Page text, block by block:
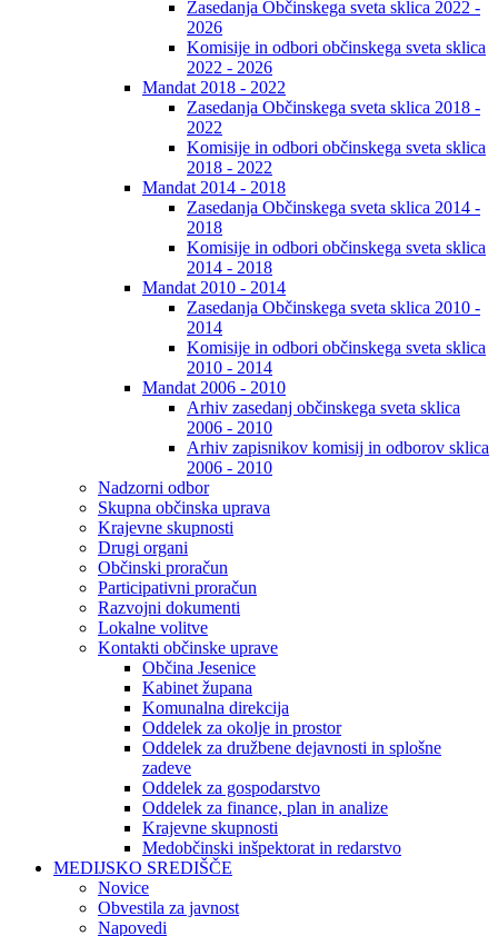
Zasedanja Občinskega sveta sklica 2022 -
2026
Komisije in odbori občinskega sveta sklica
2022 - 2026
Mandat 2018 - 2022
Zasedanja Občinskega sveta sklica 2018 -
2022
Komisije in odbori občinskega sveta sklica
2018 - 2022
Mandat 2014 - 2018
Zasedanja Občinskega sveta sklica 2014 -
2018
Komisije in odbori občinskega sveta sklica
2014 - 2018
Mandat 2010 - 2014
Zasedanja Občinskega sveta sklica 2010 -
2014
Komisije in odbori občinskega sveta sklica
2010 - 2014
Mandat 2006 - 2010
Arhiv zasedanj občinskega sveta sklica
2006 - 2010
Arhiv zapisnikov komisij in odborov sklica
2006 - 2010
Nadzorni odbor
Skupna občinska uprava
Krajevne skupnosti
Drugi organi
Občinski proračun
Participativni proračun
Razvojni dokumenti
Lokalne volitve
Kontakti občinske uprave
Občina Jesenice
Kabinet župana
Komunalna direkcija
Oddelek za okolje in prostor
Oddelek za družbene dejavnosti in splošne
zadeve
Oddelek za gospodarstvo
Oddelek za finance, plan in analize
Krajevne skupnosti
Medobčinski inšpektorat in redarstvo
MEDIJSKO SREDIŠČE
Novice
Obvestila za javnost
Napovedi